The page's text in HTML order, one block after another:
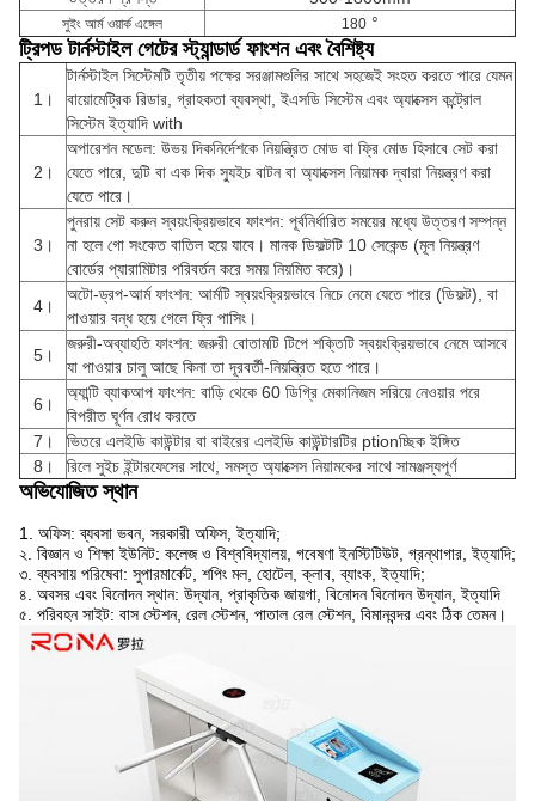
সুইং আর্ম ওয়ার্ক এঙ্গেল 180 °
ট্রিপড টার্নস্টাইল গেটের স্ট্যান্ডার্ড ফাংশন এবং বৈশিষ্ট্য
1।
টার্নস্টাইল সিস্টেমটি তৃতীয় পক্ষের সরঞ্জামগুলির সাথে সহজেই সংহত করতে পারে যেমন
বায়োমেট্রিক রিডার, গ্রাহকতা ব্যবস্থা, ইএসডি সিস্টেম এবং অ্যাক্সেস কন্ট্রোল
সিস্টেম ইত্যাদি with
2।
অপারেশন মডেল: উভয় দিকনির্দেশকে নিয়ন্ত্রিত মোড বা ফ্রি মোড হিসাবে সেট করা
যেতে পারে, দুটি বা এক দিক স্যুইচ বাটন বা অ্যাক্সেস নিয়ামক দ্বারা নিয়ন্ত্রণ করা
যেতে পারে।
3।
পুনরায় সেট করুন স্বয়ংক্রিয়ভাবে ফাংশন: পূর্বনির্ধারিত সময়ের মধ্যে উত্তরণ সম্পন্ন
না হলে গো সংকেত বাতিল হয়ে যাবে। মানক ডিফল্টটি 10 ​​সেকেন্ড (মূল নিয়ন্ত্রণ
বোর্ডের প্যারামিটার পরিবর্তন করে সময় নিয়মিত করে)।
4।
অটো-ড্রপ-আর্ম ফাংশন: আর্মটি স্বয়ংক্রিয়ভাবে নিচে নেমে যেতে পারে (ডিফল্ট), বা
পাওয়ার বন্ধ হয়ে গেলে ফ্রি পাসিং।
5।
জরুরী-অব্যাহতি ফাংশন: জরুরী বোতামটি টিপে শক্তিটি স্বয়ংক্রিয়ভাবে নেমে আসবে
যা পাওয়ার চালু আছে কিনা তা দূরবর্তী-নিয়ন্ত্রিত হতে পারে।
6।
অ্যান্টি ব্যাকআপ ফাংশন: বাড়ি থেকে 60 ডিগ্রি মেকানিজম সরিয়ে নেওয়ার পরে
বিপরীত ঘূর্ণন রোধ করতে
7।
ভিতরে এলইডি কাউন্টার বা বাইরের এলইডি কাউন্টারটির ptionচ্ছিক ইঙ্গিত
8।
রিলে সুইচ ইন্টারফেসের সাথে, সমস্ত অ্যাক্সেস নিয়ামকের সাথে সামঞ্জস্যপূর্ণ
অভিযোজিত স্থান
1. অফিস: ব্যবসা ভবন, সরকারী অফিস, ইত্যাদি;
২. বিজ্ঞান ও শিক্ষা ইউনিট: কলেজ ও বিশ্ববিদ্যালয়, গবেষণা ইনস্টিটিউট, গ্রন্থাগার, ইত্যাদি;
৩. ব্যবসায় পরিষেবা: সুপারমার্কেট, শপিং মল, হোটেল, ক্লাব, ব্যাংক, ইত্যাদি;
৪. অবসর এবং বিনোদন স্থান: উদ্যান, প্রাকৃতিক জায়গা, বিনোদন বিনোদন উদ্যান, ইত্যাদি
৫. পরিবহন সাইট: বাস স্টেশন, রেল স্টেশন, পাতাল রেল স্টেশন, বিমানবন্দর এবং ঠিক তেমন।